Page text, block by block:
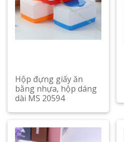
Hộp đựng giấy ăn
bằng nhựa, hộp dáng
dài MS 20594